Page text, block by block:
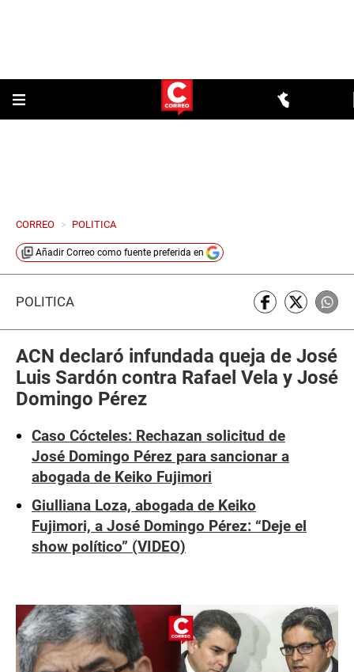
CORREO > POLITICA
Añadir Correo como fuente preferida en
POLÍTICA
ACN declaró infundada queja de José
Luis Sardón contra Rafael Vela y José
Domingo Pérez
Caso Cócteles: Rechazan solicitud de
José Domingo Pérez para sancionar a
abogada de Keiko Fujimori
Giulliana Loza, abogada de Keiko
Fujimori, a José Domingo Pérez: “Deje el
show político” (VIDEO)